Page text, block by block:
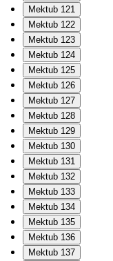
Mektub 121
Mektub 122
Mektub 123
Mektub 124
Mektub 125
Mektub 126
Mektub 127
Mektub 128
Mektub 129
Mektub 130
Mektub 131
Mektub 132
Mektub 133
Mektub 134
Mektub 135
Mektub 136
Mektub 137